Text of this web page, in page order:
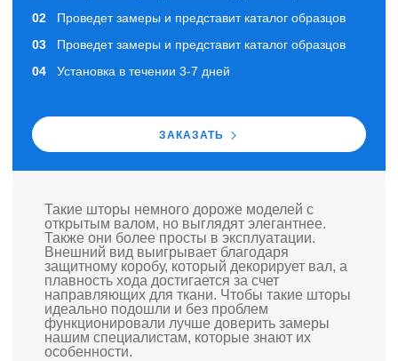
Такие шторы немного дороже моделей с
открытым валом, но выглядят элегантнее.
Также они более просты в эксплуатации.
Внешний вид выигрывает благодаря
защитному коробу, который декорирует вал, а
плавность хода достигается за счет
направляющих для ткани. Чтобы такие шторы
идеально подошли и без проблем
функционировали лучше доверить замеры
нашим специалистам, которые знают их
особенности.
Проведет замеры и представит каталог образцов
Проведет замеры и представит каталог образцов
Установка в течении 3-7 дней
ЗАКАЗАТЬ